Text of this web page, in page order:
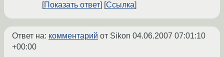
Показать ответ
Ссылка
Ответ на: комментарий от Sikon 04.06.2007 07:01:10
+00:00